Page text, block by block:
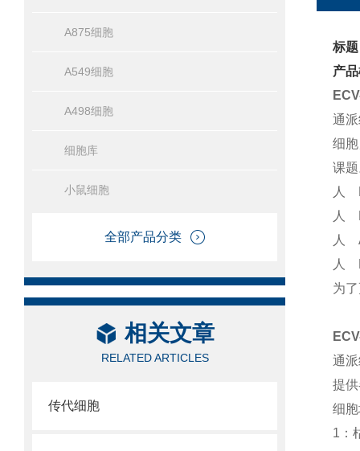
A875细胞
A549细胞
A498细胞
细胞库
小鼠细胞
全部产品分类
相关文章
RELATED ARTICLES
传代细胞
标
产
通
细
课
人
人
人
人
为
通
提
细
1：